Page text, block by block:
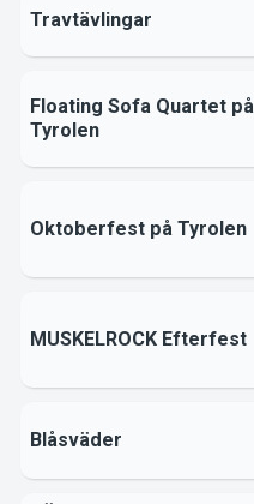
Travtävlingar
Floating Sofa Quartet på
Tyrolen
Oktoberfest på Tyrolen
MUSKELROCK Efterfest
Blåsväder